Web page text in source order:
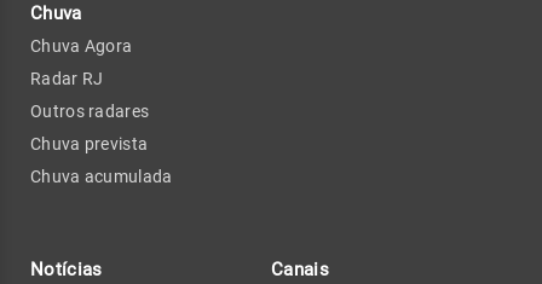
Chuva
Chuva Agora
Radar RJ
Outros radares
Chuva prevista
Chuva acumulada
Notícias Canais